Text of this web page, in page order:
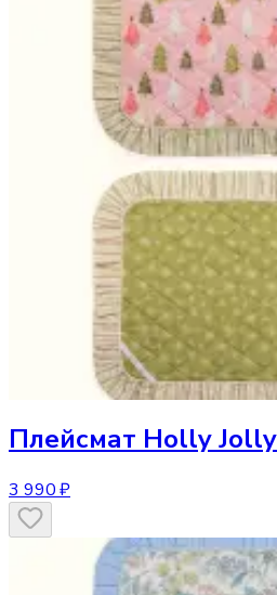
Плейсмат Holly Jolly
3 990 ₽